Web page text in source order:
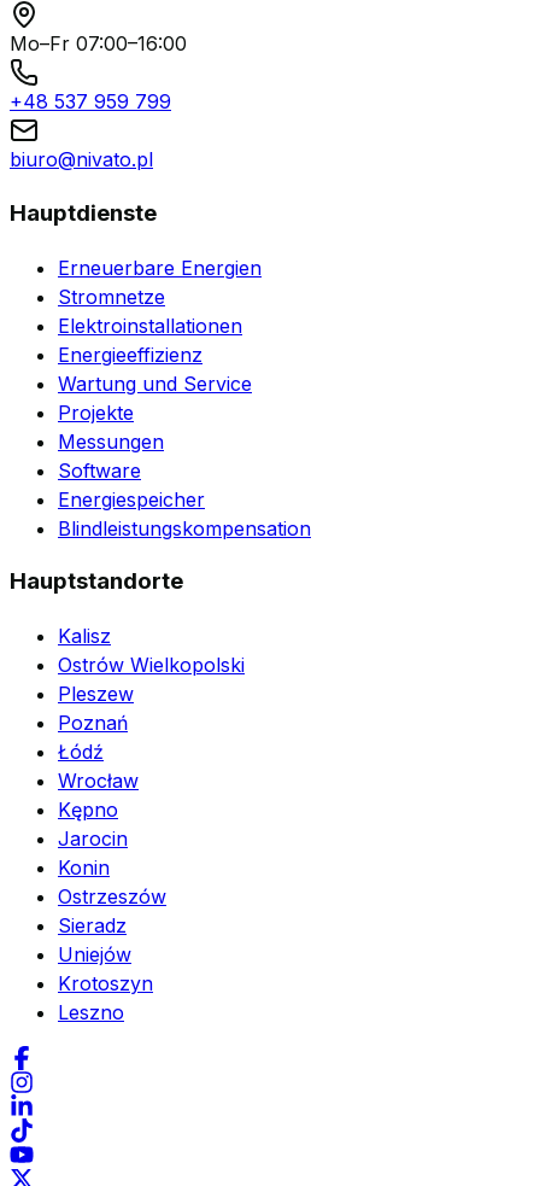
Mo–Fr 07:00–16:00
+48 537 959 799
biuro@nivato.pl
Hauptdienste
Erneuerbare Energien
Stromnetze
Elektroinstallationen
Energieeffizienz
Wartung und Service
Projekte
Messungen
Software
Energiespeicher
Blindleistungskompensation
Hauptstandorte
Kalisz
Ostrów Wielkopolski
Pleszew
Poznań
Łódź
Wrocław
Kępno
Jarocin
Konin
Ostrzeszów
Sieradz
Uniejów
Krotoszyn
Leszno